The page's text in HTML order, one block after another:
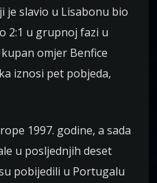
je slavio u Lisabonu bio
2:1 u grupnoj fazi u
omjer Benfice
iznosi pet pobjeda,
1997. godine, a sada
u posljednjih deset
pobijedili u Portugalu